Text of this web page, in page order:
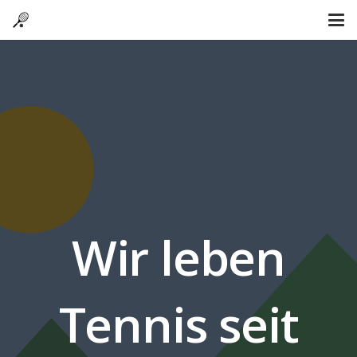
Wir leben
Tennis seit